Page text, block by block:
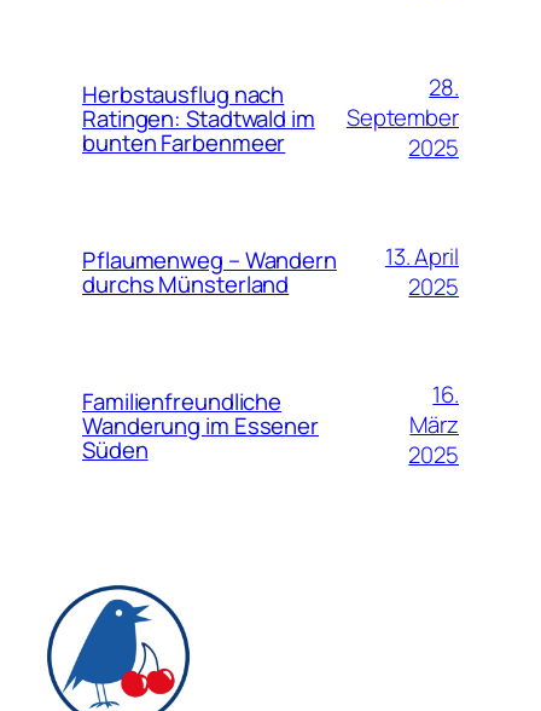
Herbstausflug nach
Ratingen: Stadtwald im
bunten Farbenmeer
28.
September
2025
Pflaumenweg – Wandern
durchs Münsterland
13. April
2025
Familienfreundliche
Wanderung im Essener
Süden
16.
März
2025